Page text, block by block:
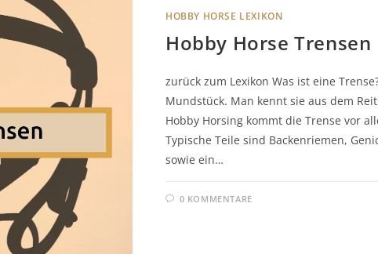
HOBBY HORSE LEXIKON
Hobby Horse Trensen
zurück zum Lexikon Was ist eine
Mundstück. Man kennt sie aus dem
Hobby Horsing kommt die Trense vor
Typische Teile sind Backenriemen,
sowie ein…
0 KOMMENTARE